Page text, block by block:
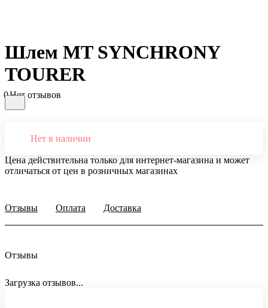
Шлем MT SYNCHRONY
TOURER
0Нет отзывов
Нет в наличии
Цена действительна только для интернет-магазина и может
отличаться от цен в розничных магазинах
Отзывы Оплата Доставка
Отзывы
Загрузка отзывов...